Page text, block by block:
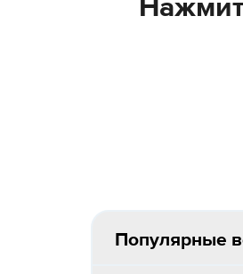
Популярные